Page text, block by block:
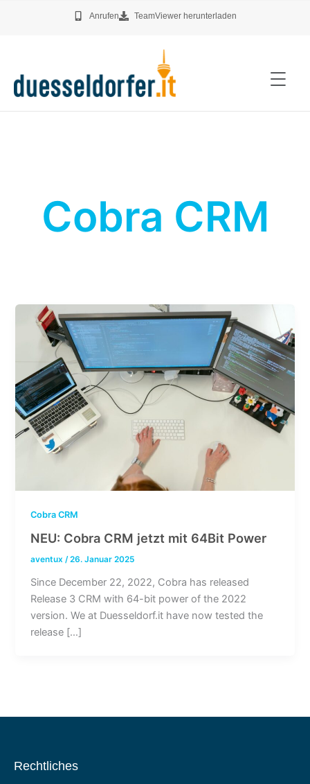
Anrufen TeamViewer herunterladen
Menü
Cobra CRM
Cobra CRM
NEU: Cobra CRM jetzt mit 64Bit Power
aventux/26. Januar 2025
Since December 22, 2022, Cobra has released
Release 3 CRM with 64-bit power of the 2022
version. We at Duesseldorf.it have now tested the
release […]
Rechtliches